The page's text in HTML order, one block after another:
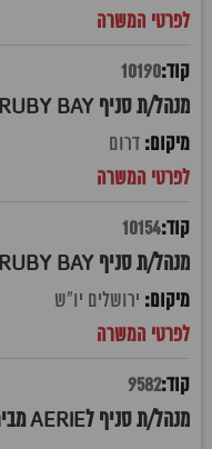
10190
מנהל/ת סניף RUBY BAY ביג באר שבע
דרום
10154
מנהל/ת סניף RUBY BAY מודיעין
ירושלים יו"ש
9582
מנהל/ת סניף לAERIE מבית אמריקן איגל - גבעתיים